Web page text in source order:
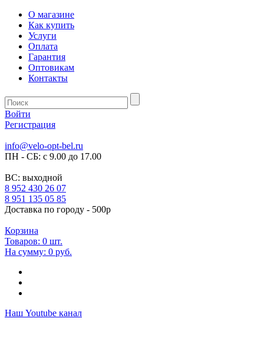
О магазине
Как купить
Услуги
Оплата
Гарантия
Оптовикам
Контакты
Войти
Регистрация
info@velo-opt-bel.ru
ПН - СБ: с 9.00 до 17.00
ВС: выходной
8 952 430 26 07
8 951 135 05 85
Доставка по городу - 500р
Корзина
Товаров: 0 шт.
На сумму: 0 руб.
Наш Youtube канал